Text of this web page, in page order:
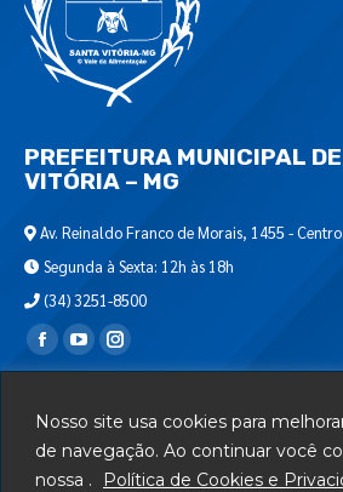
Nosso site usa cookies para
de navegação. Ao continuar você
nossa .
Política de Cookies e
PREFEITURA MUNICIPAL
VITÓRIA – MG
Av. Reinaldo Franco de Morais, 1455 -
Segunda à Sexta: 12h às 18h
(34) 3251-8500
Encontre-nos em:
Departamento de T.I.
Serviços